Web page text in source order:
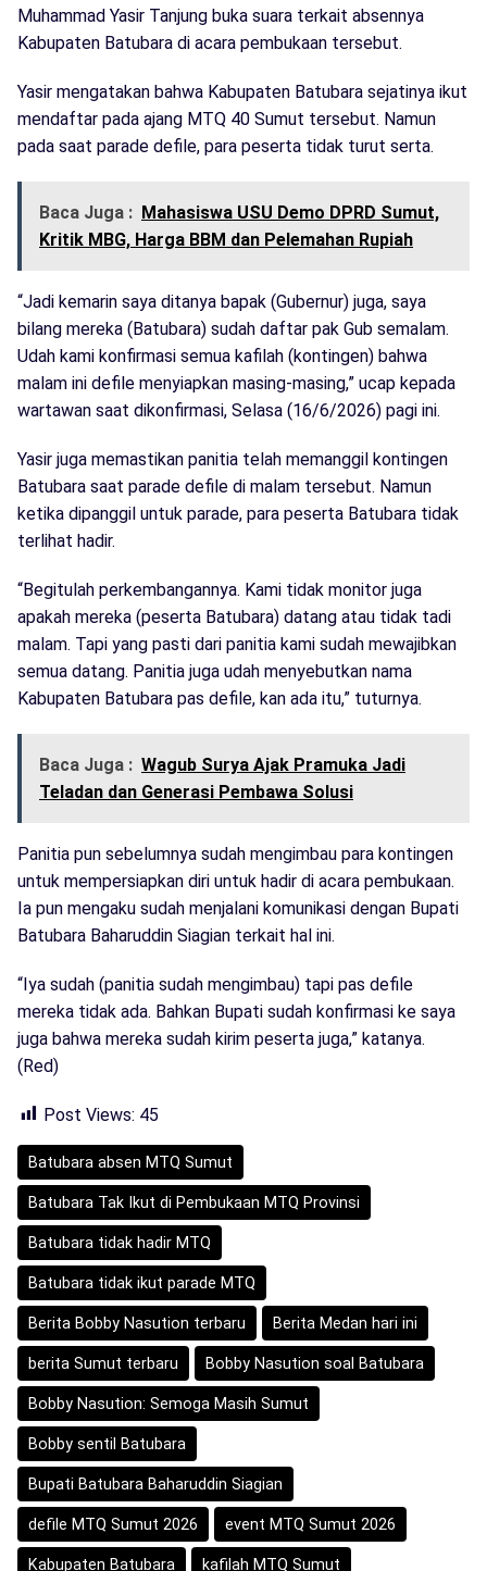
Muhammad Yasir Tanjung buka suara terkait absennya
Kabupaten Batubara di acara pembukaan tersebut.
Yasir mengatakan bahwa Kabupaten Batubara sejatinya ikut
mendaftar pada ajang MTQ 40 Sumut tersebut. Namun
pada saat parade defile, para peserta tidak turut serta.
Baca Juga : Mahasiswa USU Demo DPRD Sumut,
Kritik MBG, Harga BBM dan Pelemahan Rupiah
“Jadi kemarin saya ditanya bapak (Gubernur) juga, saya
bilang mereka (Batubara) sudah daftar pak Gub semalam.
Udah kami konfirmasi semua kafilah (kontingen) bahwa
malam ini defile menyiapkan masing-masing,” ucap kepada
wartawan saat dikonfirmasi, Selasa (16/6/2026) pagi ini.
Yasir juga memastikan panitia telah memanggil kontingen
Batubara saat parade defile di malam tersebut. Namun
ketika dipanggil untuk parade, para peserta Batubara tidak
terlihat hadir.
“Begitulah perkembangannya. Kami tidak monitor juga
apakah mereka (peserta Batubara) datang atau tidak tadi
malam. Tapi yang pasti dari panitia kami sudah mewajibkan
semua datang. Panitia juga udah menyebutkan nama
Kabupaten Batubara pas defile, kan ada itu,” tuturnya.
Baca Juga : Wagub Surya Ajak Pramuka Jadi
Teladan dan Generasi Pembawa Solusi
Panitia pun sebelumnya sudah mengimbau para kontingen
untuk mempersiapkan diri untuk hadir di acara pembukaan.
Ia pun mengaku sudah menjalani komunikasi dengan Bupati
Batubara Baharuddin Siagian terkait hal ini.
“Iya sudah (panitia sudah mengimbau) tapi pas defile
mereka tidak ada. Bahkan Bupati sudah konfirmasi ke saya
juga bahwa mereka sudah kirim peserta juga,” katanya.
(Red)
Post Views: 45
Batubara absen MTQ Sumut
Batubara Tak Ikut di Pembukaan MTQ Provinsi
Batubara tidak hadir MTQ
Batubara tidak ikut parade MTQ
Berita Bobby Nasution terbaru Berita Medan hari ini
berita Sumut terbaru Bobby Nasution soal Batubara
Bobby Nasution: Semoga Masih Sumut
Bobby sentil Batubara
Bupati Batubara Baharuddin Siagian
defile MTQ Sumut 2026 event MTQ Sumut 2026
Kabupaten Batubara kafilah MTQ Sumut